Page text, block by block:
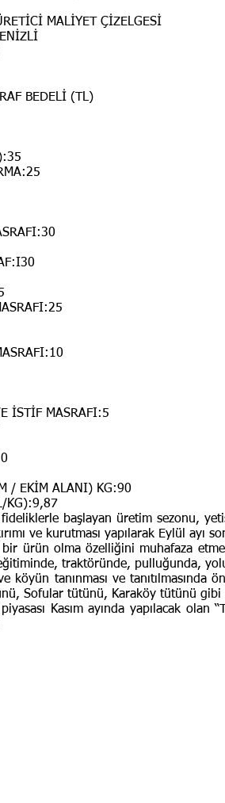
MALİYET ÇİZELGESİ
BEDELİ (TL)
İSTİF MASRAFI:5
/ EKİM ALANI) KG:90
KG):9,87
başlayan üretim sezonu,
ve kurutması yapılarak Eylül ayı
ürün olma özelliğini muhafaza
traktöründe, pulluğunda,
köyün tanınması ve
Sofular tütünü, Karaköy tütünü
Kasım ayında yapılacak olan